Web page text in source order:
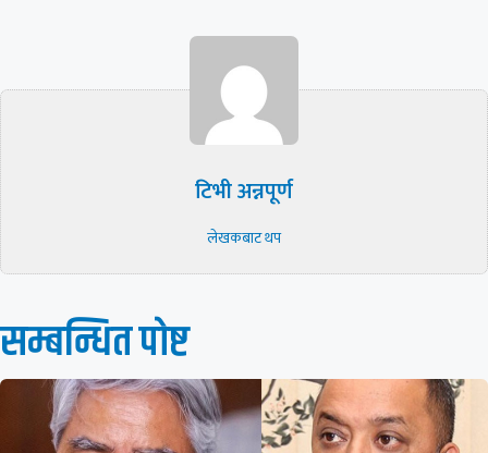
टिभी अन्नपूर्ण
लेखकबाट थप
सम्बन्धित पाेष्ट